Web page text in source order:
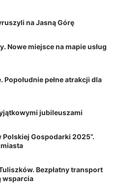
na Jasną Górę
Nowe miejsce na mapie usług
pełne atrakcji dla
jubileuszami
Gospodarki 2025”.
Bezpłatny transport
wsparcia